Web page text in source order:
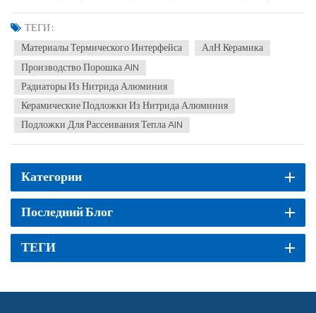
надежная электроизоляция и коэффициент теплового расширения,
соответствующий кремнию. В каких областях его можно применять?
1. Теплоотводящие подложки и корпусы электро...
ТЕГИ :
Материалы Термического Интерфейса
АлН Керамика
Производство Порошка AlN
Радиаторы Из Нитрида Алюминия
Керамические Подложки Из Нитрида Алюминия
Подложки Для Рассеивания Тепла AlN
Категории
Последний Блог
ТЕГИ